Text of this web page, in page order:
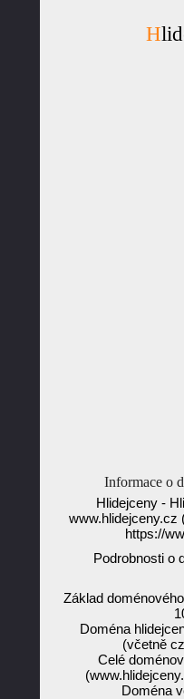
Informace o
Hlidejceny -
www.hlidejceny.cz
https://
Podrobnosti o
Základ
Doména
(včetně
Celé
Doména